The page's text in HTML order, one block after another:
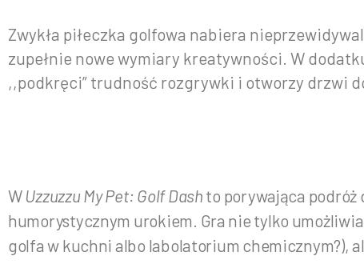
Zwykła piłeczka golfowa nabiera
zupełnie nowe wymiary kreatywności. W
,,podkręci” trudność rozgrywki i otworzy drzwi
W Uzzuzzu My Pet: Golf Dash to porywająca podróż
humorystycznym urokiem. Gra nie tylko
golfa w kuchni albo labolatorium chemicznym?),